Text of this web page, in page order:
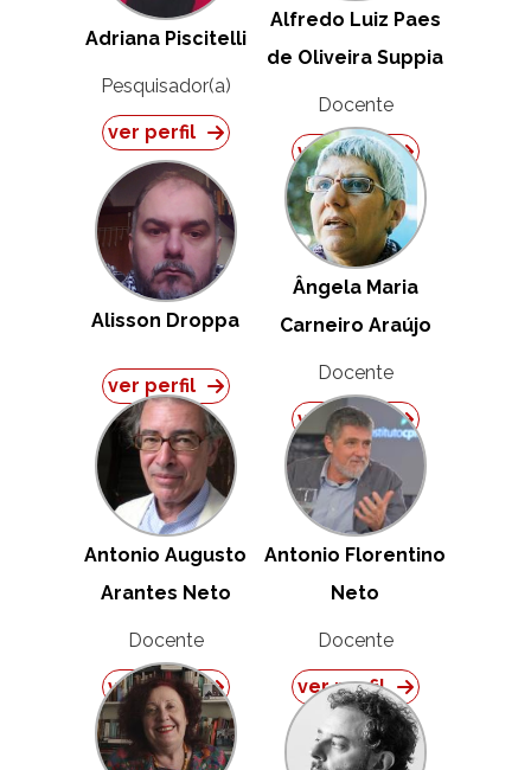
Adriana Piscitelli
Pesquisador(a)
ver perfil
Alfredo Luiz Paes
de Oliveira Suppia
Docente
ver perfil
Alisson Droppa
ver perfil
Ângela Maria
Carneiro Araújo
Docente
ver perfil
Antonio Augusto
Arantes Neto
Docente
ver perfil
Antonio Florentino
Neto
Docente
ver perfil